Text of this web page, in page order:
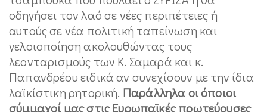
οδηγήσει τον λαό σε νέες περιπέτειες ή
αυτούς σε νέα πολιτική ταπείνωση και
γελοιοποίηση ακολουθώντας τους
λεονταρισμούς των Κ. Σαμαρά και κ.
Παπανδρέου ειδικά αν συνεχίσουν με την ίδια
λαϊκίστικη ρητορική. Παράλληλα οι όποιοι
σύμμαχοί μας στις Ευρωπαϊκές πρωτεύουσες